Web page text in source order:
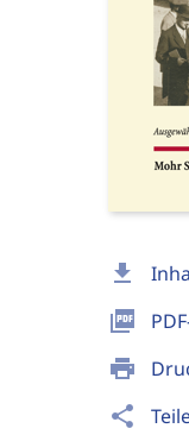
download
picture_as_pdf
print
share